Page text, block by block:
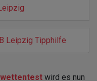
Leipzig Tipphilfe
wird es nun